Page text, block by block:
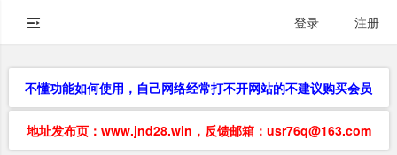
登录 注册
不懂功能如何使用，自己网络经常打不开网站的不建议购买会员
地址发布页：www.jnd28.win，反馈邮箱：usr76q@163.com